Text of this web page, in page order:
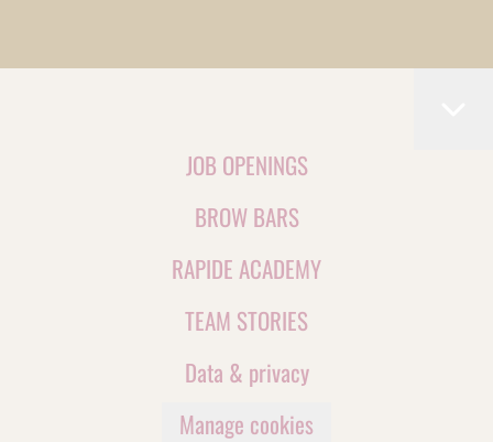
JOB OPENINGS
BROW BARS
RAPIDE ACADEMY
TEAM STORIES
Data & privacy
Manage cookies